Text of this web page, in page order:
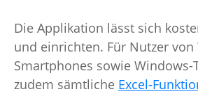
Die Applikation lässt sich
und einrichten. Für Nutzer von
Smartphones sowie
zudem sämtliche Excel-